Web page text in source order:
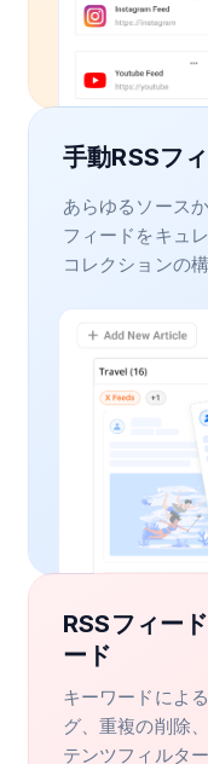
手動RSSフ
あらゆるソース
フィードをキュ
コレクションの構
RSSフィー
ード
キーワードによ
グ、重複の削除
テンツフィルター